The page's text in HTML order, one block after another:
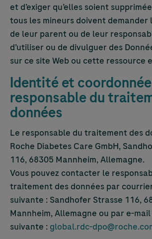
et d’exiger qu’elles soient
tous les mineurs doivent demander
de leur parent ou de leur
d’utiliser ou de divulguer des
sur ce site Web ou cette ressource
Identité et
responsable du
données
Le responsable du traitement des
Roche Diabetes Care GmbH,
116, 68305 Mannheim, Allemagne.
Vous pouvez contacter le
traitement des données par
suivante : Sandhofer Strasse 116,
Mannheim, Allemagne ou par e-mail
suivante : global.rdc-